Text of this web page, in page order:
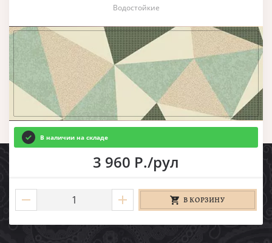
Водостойкие
В наличии на складе
3 960 Р./рул
В КОРЗИНУ